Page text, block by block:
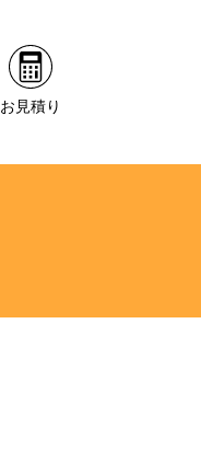
お見積り